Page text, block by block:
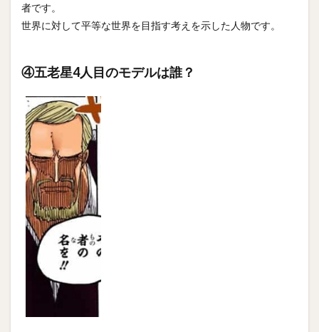
者です。
世界に対して平等な世界を目指す考えを示した人物です。
④五老星4人目のモデルは誰？